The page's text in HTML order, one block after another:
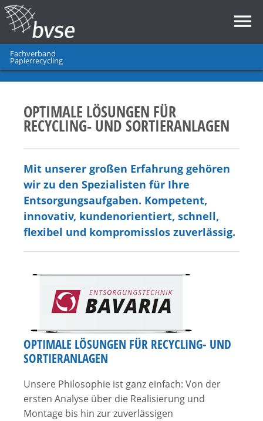
Fachverband
Papierrecycling
OPTIMALE LÖSUNGEN FÜR
RECYCLING- UND SORTIERANLAGEN
Mit unserer großen Erfahrung gehören
wir zu den Spezialisten für Ihre
Entsorgungsaufgaben. Kompetent,
innovativ, kundenorientiert, schnell,
flexibel und kompromisslos zuverlässig.
OPTIMALE LÖSUNGEN FÜR RECYCLING- UND
SORTIERANLAGEN
Unsere Philosophie ist ganz einfach: Von der
ersten Analyse über die Realisierung und
Montage bis hin zur zuverlässigen